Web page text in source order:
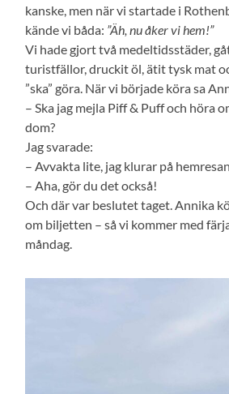
kanske, men när vi startade i
kände vi båda: ”Äh, nu åker vi hem!”
Vi hade gjort två medeltidsstäder,
turistfällor, druckit öl, ätit tysk mat
”ska” göra. När vi började köra sa
– Ska jag mejla Piff & Puff och höra
dom?
Jag svarade:
– Avvakta lite, jag klurar på
– Aha, gör du det också!
Och där var beslutet taget. Annika
om biljetten – så vi kommer med
måndag.